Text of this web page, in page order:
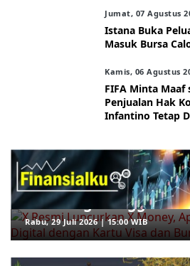
Jumat, 07 Agustus
Istana Buka
Masuk Bursa
Kamis, 06 Agustus
FIFA Minta Maaf
Penjualan Hak
Infantino Tetap
X Resmi Luncurkan X
Keuangan Digital
dan Bunga hingga 6
Rabu, 29 Juli 2026 | 15:00 WIB